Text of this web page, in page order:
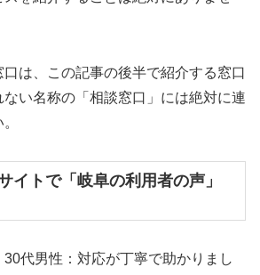
は、この記事の後半で紹介する窓口
い名称の「相談窓口」には絶対に連
イトで「岐阜の利用者の声」
30代男性：対応が丁寧で助かりまし